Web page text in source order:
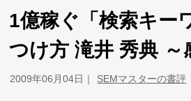
1億稼ぐ「検索キー
つけ方 滝井 秀典 ～
2009年06月04日 SEMマスターの書評